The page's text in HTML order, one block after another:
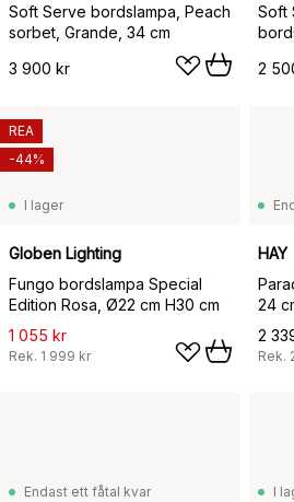
Soft Serve bordslampa, Peach
sorbet, Grande, 34 cm
3 900 kr
Soft
2
I lager
Globen Lighting
Fungo bordslampa Special
Edition Rosa, Ø22 cm H30 cm
1 055 kr
Rek. 1 999 kr
REA
-44%
HAY
24
2
Rek.
Endast ett fåtal kvar I